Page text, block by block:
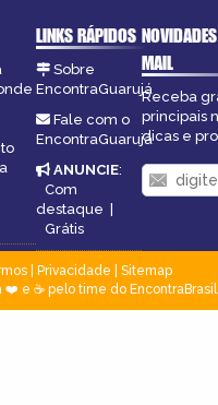
LINKS RÁPIDOS
Sobre
EncontraGuarujá
Fale com o
EncontraGuarujá
ANUNCIE:
Com
destaque |
Grátis
MAIL
Receba
principais
dicas e
| Privacidade
Sitemap
❤️ e ☕ pelo time do EncontraBrasil